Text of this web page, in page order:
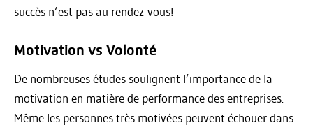
succès n’est pas au rendez-vous!
Motivation vs Volonté
De nombreuses études soulignent l’importance de la
motivation en matière de performance des entreprises.
Même les personnes très motivées peuvent échouer dans